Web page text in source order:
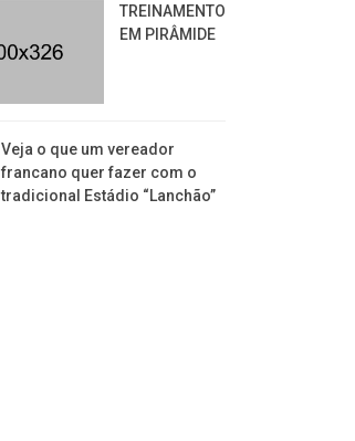
TREINAMENTO
EM PIRÂMIDE
Veja o que um vereador
francano quer fazer com o
tradicional Estádio “Lanchão”